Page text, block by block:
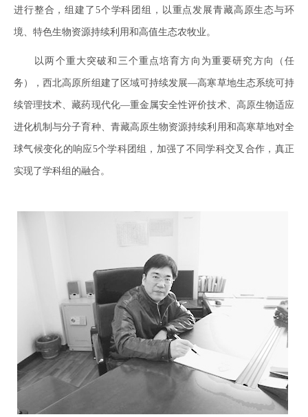
进行整合，组建了5个学科团组，以重点发展青藏高原生态与环
境、特色生物资源持续利用和高值生态农牧业。
以两个重大突破和三个重点培育方向为重要研究方向（任
务），西北高原所组建了区域可持续发展—高寒草地生态系统可持
续管理技术、藏药现代化—重金属安全性评价技术、高原生物适应
进化机制与分子育种、青藏高原生物资源持续利用和高寒草地对全
球气候变化的响应5个学科团组，加强了不同学科交叉合作，真正
实现了学科组的融合。